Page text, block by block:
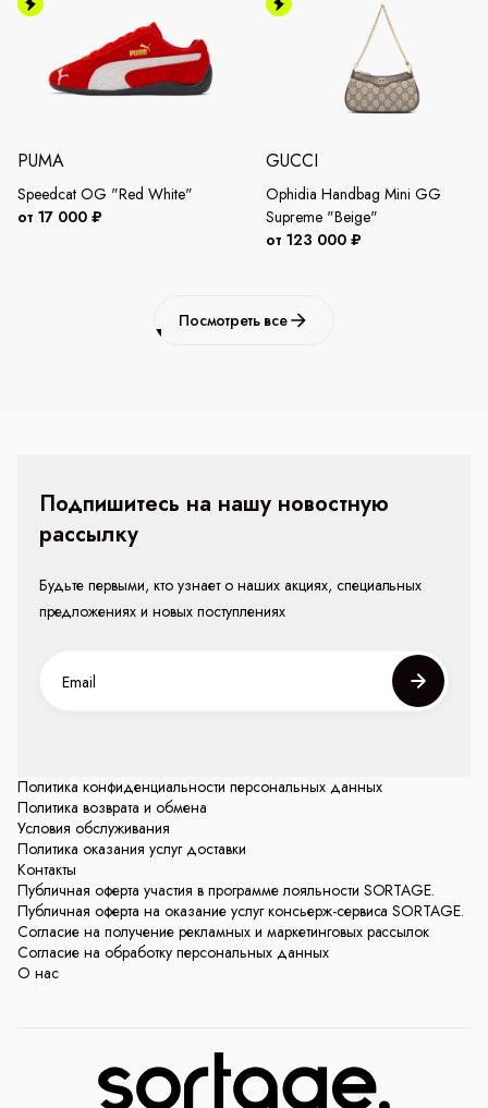
PUMA
Speedcat OG "Red White"
от 17 000 ₽
GUCCI
Ophidia Handbag Mini GG
Supreme "Beige"
от 123 000 ₽
Посмотреть все
Политика конфиденциальности персональных данных
Политика возврата и обмена
Условия обслуживания
Политика оказания услуг доставки
Контакты
Публичная оферта участия в программе лояльности SORTAGE.
Публичная оферта на оказание услуг консьерж-сервиса SORTAGE.
Согласие на получение рекламных и маркетинговых рассылок
Согласие на обработку персональных данных
О нас
Подпишитесь на нашу новостную
рассылку
Будьте первыми, кто узнает о наших акциях, специальных
предложениях и новых поступлениях